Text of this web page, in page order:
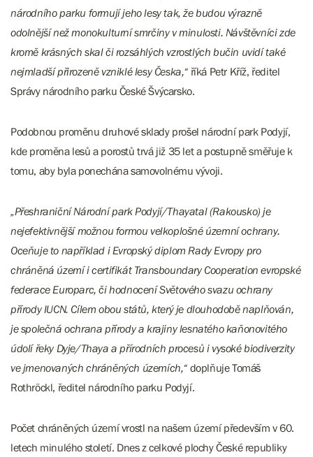
národního parku formují jeho lesy tak, že budou výrazně
odolnější než monokulturní smrčiny v minulosti. Návštěvníci zde
kromě krásných skal či rozsáhlých vzrostlých bučin uvidí také
nejmladší přirozeně vzniklé lesy Česka,“ říká Petr Kříž, ředitel
Správy národního parku České Švýcarsko.
Podobnou proměnu druhové sklady prošel národní park Podyjí,
kde proměna lesů a porostů trvá již 35 let a postupně směřuje k
tomu, aby byla ponechána samovolnému vývoji.
„Přeshraniční Národní park Podyjí/Thayatal (Rakousko) je
nejefektivnější možnou formou velkoplošné územní ochrany.
Oceňuje to například i Evropský diplom Rady Evropy pro
chráněná území i certifikát Transboundary Cooperation evropské
federace Europarc, či hodnocení Světového svazu ochrany
přírody IUCN. Cílem obou států, který je dlouhodobě naplňován,
je společná ochrana přírody a krajiny lesnatého kaňonovitého
údolí řeky Dyje/Thaya a přírodních procesů i vysoké biodiverzity
ve jmenovaných chráněných územích,“ doplňuje Tomáš
Rothröckl, ředitel národního parku Podyjí.
Počet chráněných území vrostl na našem území především v 60.
letech minulého století. Dnes z celkové plochy České republiky